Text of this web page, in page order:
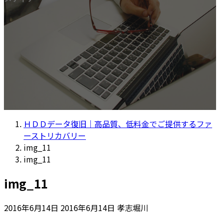
ＨＤＤデータ復旧｜高品質、低料金でご提供するファ
ーストリカバリー
img_11
img_11
img_11
2016年6月14日 最
2016年6月14日 孝志堀川